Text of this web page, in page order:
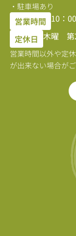
・駐車場あり
営業時間 10：
定休日 木曜 第
営業時間以外や定
が出来ない場合が